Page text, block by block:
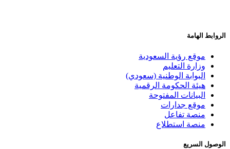
الروابط الهامة
موقع رؤية السعودية
وزارة التعليم
البوابة الوطنية (سعودي)
هيئة الحكومة الرقمية
البيانات المفتوحة
موقع جدارات
منصة تفاعل
منصة استطلاع
الوصول السريع